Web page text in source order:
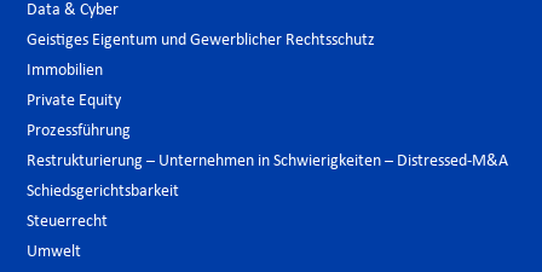
Data & Cyber
Geistiges Eigentum und Gewerblicher Rechtsschutz
Immobilien
Private Equity
Prozessführung
Restrukturierung – Unternehmen in Schwierigkeiten – Distressed-M&A
Schiedsgerichtsbarkeit
Steuerrecht
Umwelt